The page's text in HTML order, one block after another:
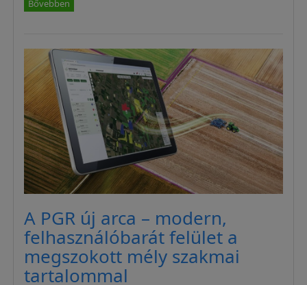
Bővebben
A PGR új arca – modern,
felhasználóbarát felület a
megszokott mély szakmai
tartalommal